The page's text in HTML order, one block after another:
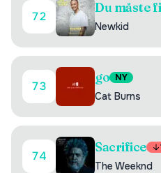
72
Du måste
Newkid
73
go NY
Cat Burns
74
Sacrifice
The Weeknd